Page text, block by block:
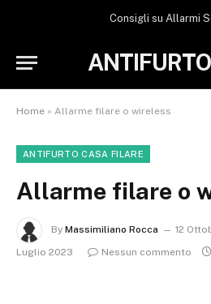
Consigli su Allarmi
Home » Allarme filare o wireless
ANTIFURTO CASA FILARE
Allarme filare o
By Massimiliano Rocca 12
Luglio 2023
Nessun commento